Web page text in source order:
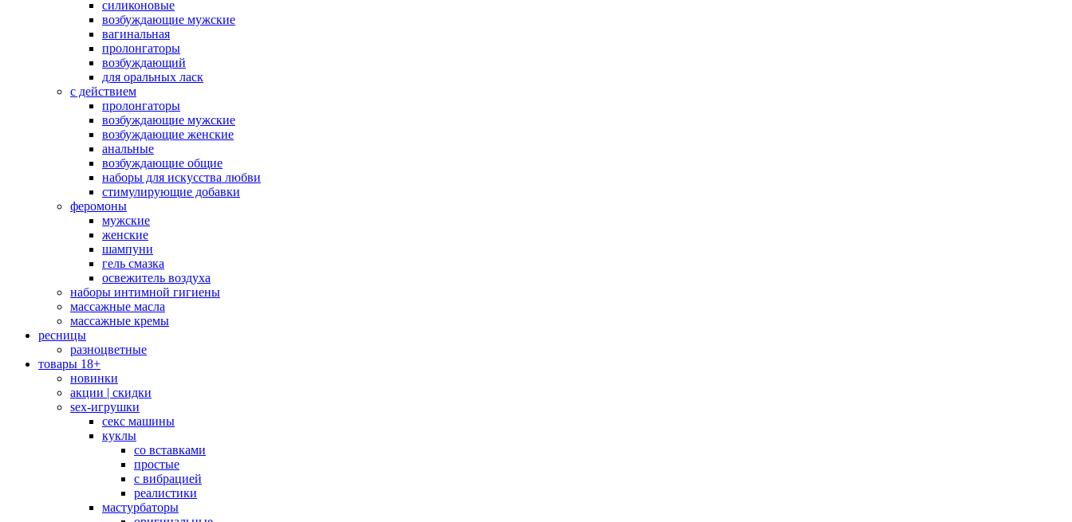
силиконовые
возбуждающие мужские
вагинальная
пролонгаторы
возбуждающий
для оральных ласк
с действием
пролонгаторы
возбуждающие мужские
возбуждающие женские
анальные
возбуждающие общие
наборы для искусства любви
стимулирующие добавки
феромоны
мужские
женские
шампуни
гель смазка
освежитель воздуха
наборы интимной гигиены
массажные масла
массажные кремы
ресницы
разноцветные
товары 18+
новинки
акции | скидки
sex-игрушки
секс машины
куклы
со вставками
простые
с вибрацией
реалистики
мастурбаторы